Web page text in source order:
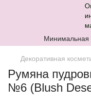
Минимальная
Декоративная
Румяна
№6 (Blush